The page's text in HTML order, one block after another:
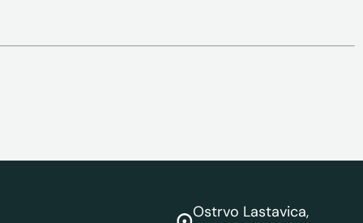
Ostrvo Lastavica,